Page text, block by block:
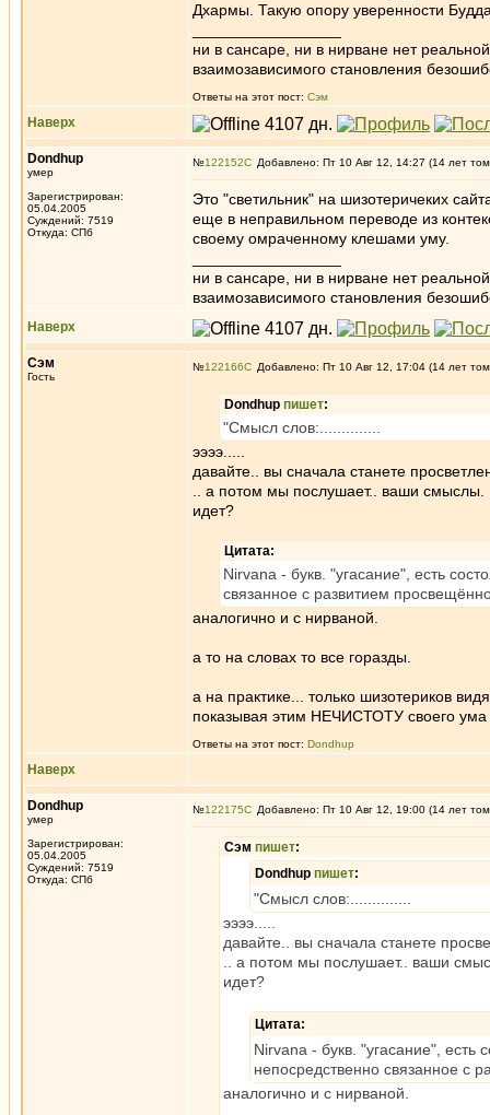
Дхармы. Такую опору уверенности
ни в сансаре, ни в нирване нет
взаимозависимого становления
Ответы на этот пост: Сэм
Наверх
Dondhup
умер
Зарегистрирован:
05.04.2005
Суждений: 7519
Откуда: СПб
№122152 Добавлено: Пт 10 Авг 12, 14:27 (14 лет
Это "светильник" на шизотеричеких
еще в неправильном переводе из
своему омраченному клешами уму.
ни в сансаре, ни в нирване нет
взаимозависимого становления
Наверх
Сэм
Гость
№122166 Добавлено: Пт 10 Авг 12, 17:04 (14 лет
Dondhup пишет:
"Смысл слов:..............
ээээ.....
давайте.. вы сначала станете
.. а потом мы послушает.. ваши смыслы.
идет?
Цитата:
Nirvana - букв. "угасание", есть
связанное с развитием
аналогично и с нирваной.
а то на словах то все горазды.
а на практике... только шизотериков
показывая этим НЕЧИСТОТУ своего ума
Ответы на этот пост: Dondhup
Наверх
Dondhup
умер
Зарегистрирован:
05.04.2005
Суждений: 7519
Откуда: СПб
№122175 Добавлено: Пт 10 Авг 12, 19:00 (14 лет
Сэм пишет:
Dondhup пишет:
"Смысл слов:..............
ээээ.....
давайте.. вы сначала станете
.. а потом мы послушает.. ваши
идет?
Цитата:
Nirvana - букв. "угасание", есть
непосредственно связанное с
аналогично и с нирваной.